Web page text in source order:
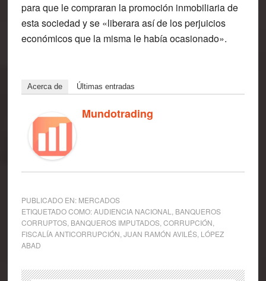
para que le compraran la promoción inmobiliaria de
esta sociedad y se «liberara así de los perjuicios
económicos que la misma le había ocasionado».
Acerca de Últimas entradas
Mundotrading
PUBLICADO EN: MERCADOS
ETIQUETADO COMO:AUDIENCIA NACIONAL
BANQUEROS
CORRUPTOS, BANQUEROS IMPUTADOS, CORRUPCIÓN
FISCALÍA ANTICORRUPCIÓN JUAN RAMÓN AVILÉS, LÓPEZ
ABAD